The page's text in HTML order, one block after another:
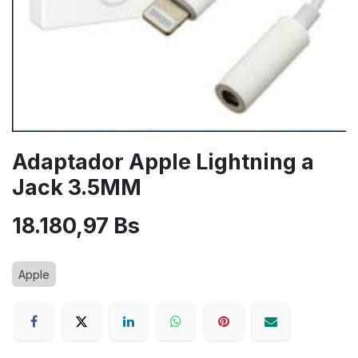
Adaptador Apple Lightning a
Jack 3.5MM
18.180,97 Bs
Apple